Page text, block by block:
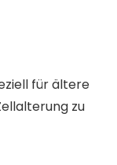
für ältere
zu